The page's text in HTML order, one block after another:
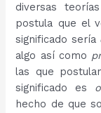
diversas
postula que el
significado sería
algo así como
las que
significado es
hecho de que